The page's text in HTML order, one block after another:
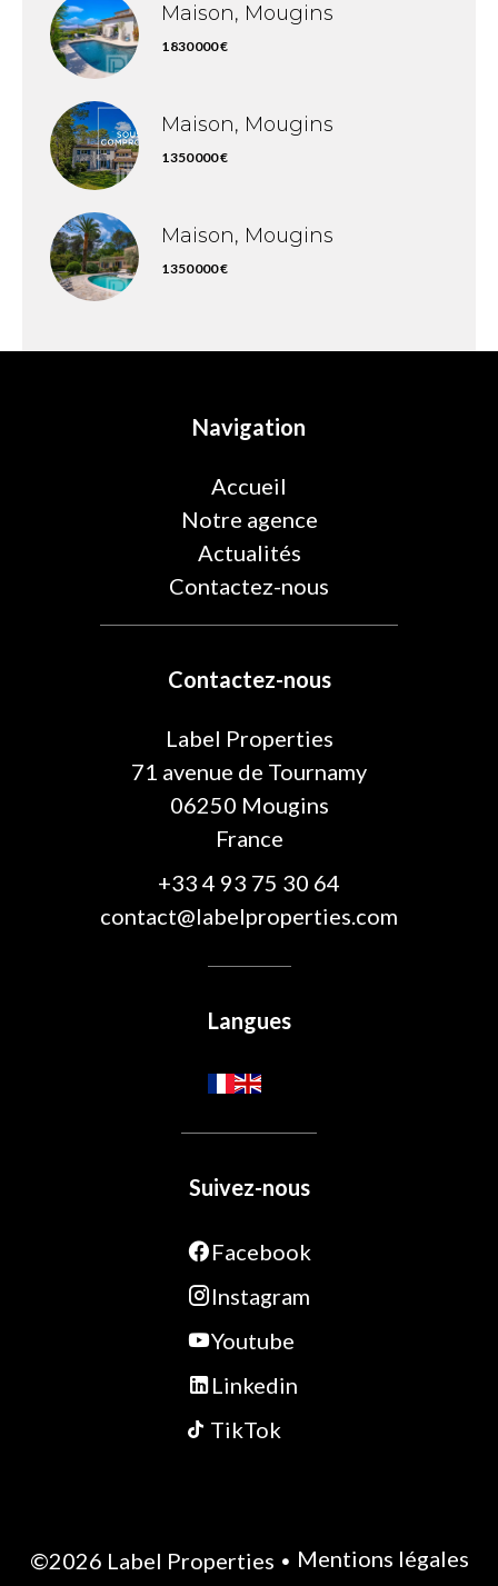
Maison, Mougins
1 830 000 €
Maison, Mougins
1 350 000 €
Maison, Mougins
1 350 000 €
Navigation
Accueil
Notre agence
Actualités
Contactez-nous
Contactez-nous
Label Properties
71 avenue de Tournamy
06250 Mougins
France
+33 4 93 75 30 64
contact@labelproperties.com
Langues
Suivez-nous
Facebook
Instagram
Youtube
Linkedin
TikTok
©2026 Label Properties
Mentions légales